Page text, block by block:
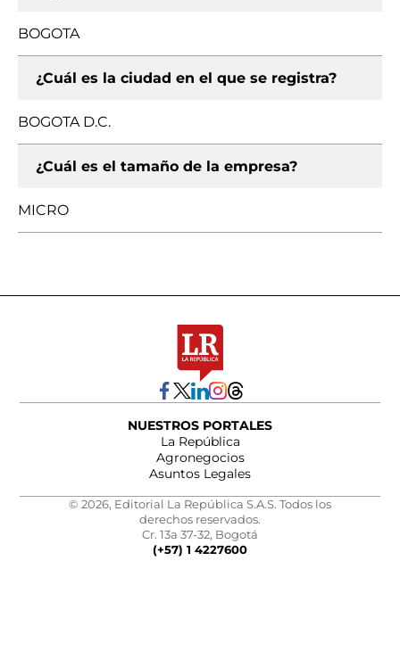
BOGOTA
¿Cuál es la ciudad en el que se registra?
BOGOTA D.C.
¿Cuál es el tamaño de la empresa?
MICRO
NUESTROS PORTALES
La República
Agronegocios
Asuntos Legales
© 2026, Editorial La República S.A.S. Todos los
derechos reservados.
Cr. 13a 37-32, Bogotá
(+57) 1 4227600